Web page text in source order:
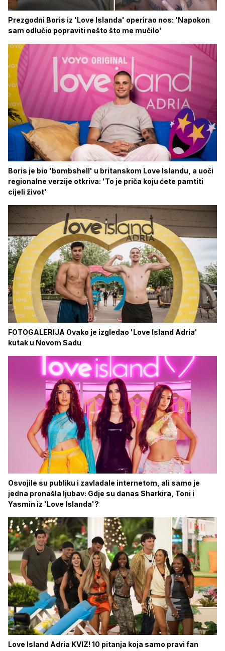
Prezgodni Boris iz 'Love Islanda' operirao nos: 'Napokon
sam odlučio popraviti nešto što me mučilo'
Boris je bio 'bombshell' u britanskom Love Islandu, a uoči
regionalne verzije otkriva: 'To je priča koju ćete pamtiti
cijeli život'
FOTOGALERIJA Ovako je izgledao 'Love Island Adria'
kutak u Novom Sadu
Osvojile su publiku i zavladale internetom, ali samo je
jedna pronašla ljubav: Gdje su danas Sharkira, Toni i
Yasmin iz 'Love Islanda'?
Love Island Adria KVIZ! 10 pitanja koja samo pravi fan